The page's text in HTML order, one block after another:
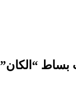
بساط “الكان”